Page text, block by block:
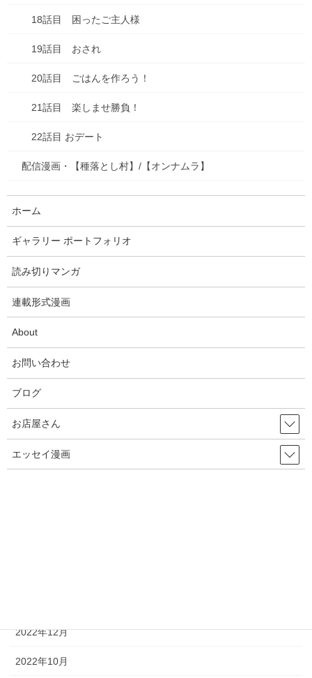
2025年7月
2025年6月
2025年5月
2025年4月
2025年3月
2025年2月
2024年6月
2024年5月
2024年4月
2024年3月
2024年2月
2024年1月
2022年12月
2022年10月
18話目 困ったご主人様
19話目 おされ
20話目 ごはんを作ろう！
21話目 楽しませ勝負！
22話目 おデート
配信漫画・【種落とし村】/【オンナムラ】
ホーム
ギャラリー ポートフォリオ
読み切りマンガ
連載形式漫画
About
お問い合わせ
ブログ
お店屋さん
エッセイ漫画